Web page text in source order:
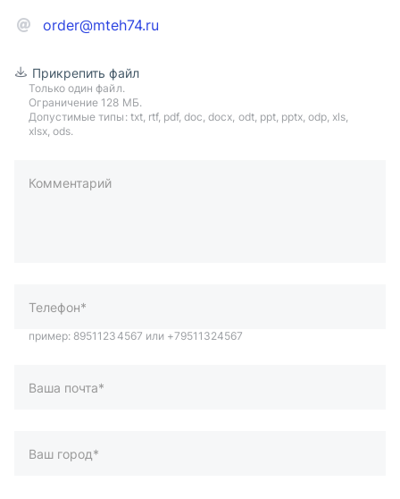
order@mteh74.ru
Прикрепить файл
Только один файл.
Ограничение 128 МБ.
Допустимые типы: txt, rtf, pdf, doc, docx, odt, ppt, pptx, odp, xls,
xlsx, ods.
Комментарий
пример: 89511234567 или +79511324567
Отправить